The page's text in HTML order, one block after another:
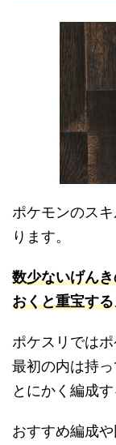
ポケモンのス
ります。
数少ないげん
おくと重宝する
ポケスリでは
最初の内は持
とにかく編成
おすすめ編成